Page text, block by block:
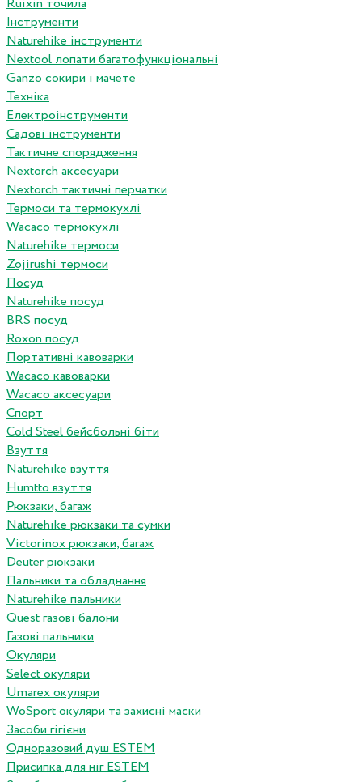
Ruixin точила
Інструменти
Naturehike інструменти
Nextool лопати багатофункціональні
Ganzo сокири і мачете
Техніка
Електроінструменти
Садові інструменти
Тактичне спорядження
Nextorch аксесуари
Nextorch тактичні перчатки
Термоси та термокухлі
Wacaco термокухлі
Naturehike термоси
Zojirushi термоси
Посуд
Naturehike посуд
BRS посуд
Roxon посуд
Портативні кавоварки
Wacaco кавоварки
Wacaco аксесуари
Спорт
Cold Steel бейсбольні біти
Взуття
Naturehike взуття
Humtto взуття
Рюкзаки, багаж
Naturehike рюкзаки та сумки
Victorinox рюкзаки, багаж
Deuter рюкзаки
Пальники та обладнання
Naturehike пальники
Quest газові балони
Газові пальники
Окуляри
Select окуляри
Umarex окуляри
WoSport окуляри та захисні маски
Засоби гігієни
Одноразовий душ ESTEM
Присипка для ніг ESTEM